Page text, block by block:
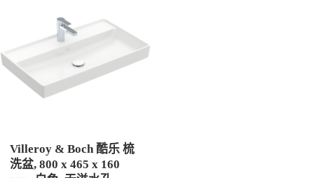
Villeroy & Boch 酷乐 梳
洗盆, 800 x 465 x 160